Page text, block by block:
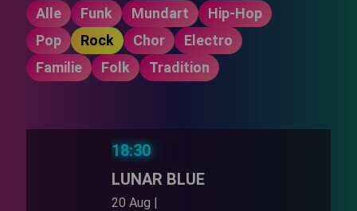
Alle
Funk Mundart
Hip-Hop
Pop
Rock Chor
Electro
Familie
Folk Tradition
18:30
LUNAR BLUE
20 Aug |